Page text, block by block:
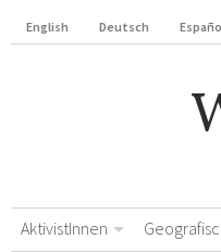
English Deutsch
AktivistInnen